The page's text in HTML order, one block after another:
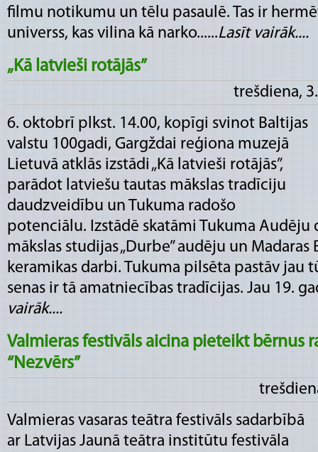
filmu notikumu un tēlu pasaulē. Tas ir
universs, kas vilina kā narko......Lasīt vairāk....
„Kā latvieši rotājās”
trešdiena,
6. oktobrī plkst. 14.00, kopīgi svinot Baltijas
valstu 100gadi, Gargždai reģiona muzejā
Lietuvā atklās izstādi „Kā latvieši rotājās”,
parādot latviešu tautas mākslas tradīciju
daudzveidību un Tukuma radošo
potenciālu. Izstādē skatāmi Tukuma Audēju
mākslas studijas „Durbe” audēju un Madaras
keramikas darbi. Tukuma pilsēta pastāv jau
senas ir tā amatniecības tradīcijas. Jau 19.
vairāk....
Valmieras festivāls aicina pieteikt bērnus
“Nezvērs”
Valmieras vasaras teātra festivāls sadarbībā
ar Latvijas Jaunā teātra institūtu festivāla